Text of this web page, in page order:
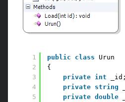
1
2
3
4
5
public class
Urun
{
private int
_id;
private string
private double